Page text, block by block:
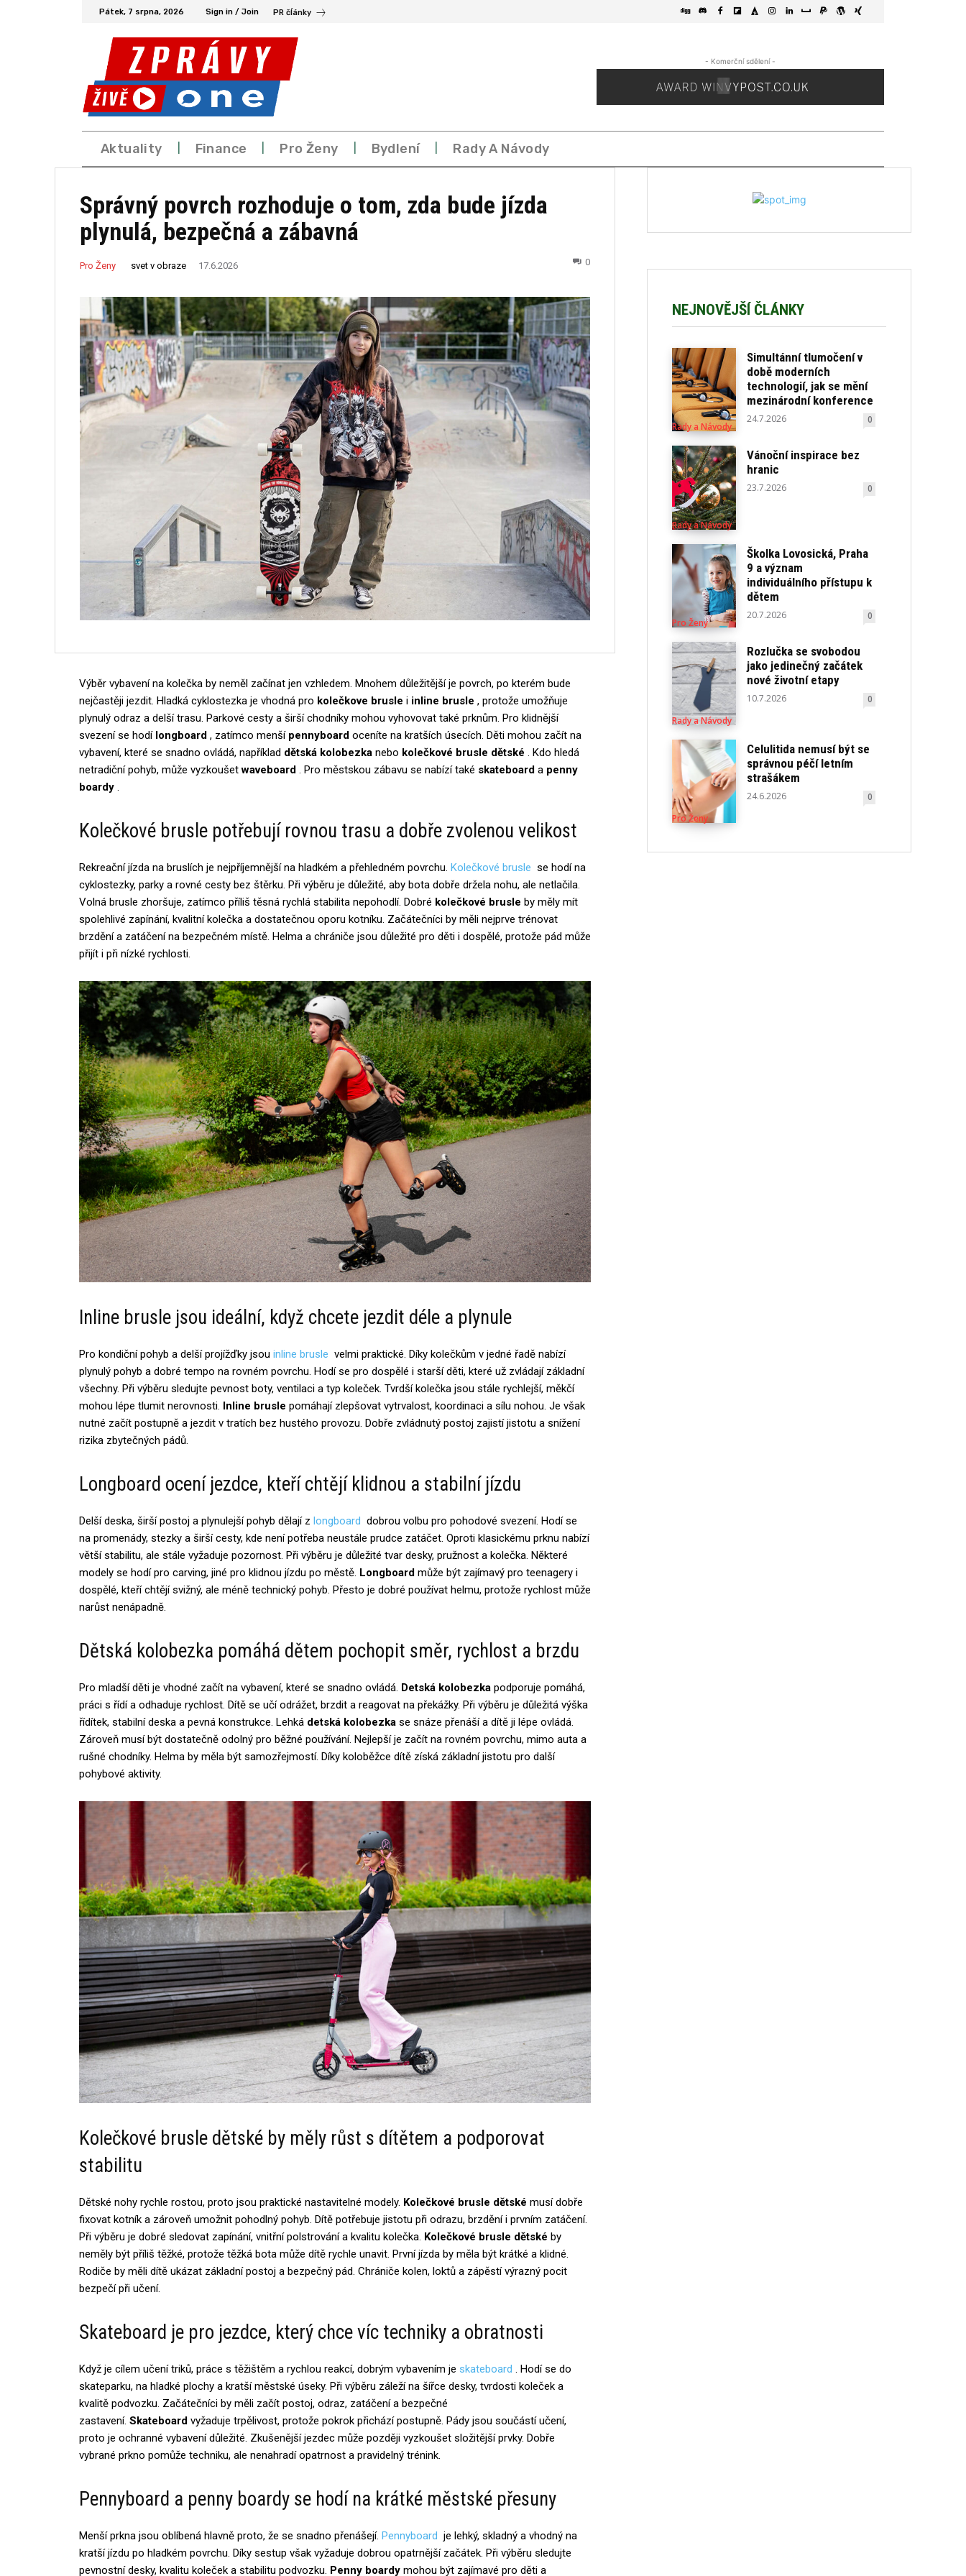
Pátek, 7 srpna, 2026 Sign in / Join PR čĺánky
- Komerční sdělení -
Aktuality Finance Pro Ženy Bydlení Rady A Návody
Správný povrch rozhoduje o tom, zda bude jízda
plynulá, bezpečná a zábavná
Pro Ženy svet v obraze 17.6.2026 0
Výběr vybavení na kolečka by neměl začínat jen vzhledem. Mnohem důležitější je povrch, po kterém bude
nejčastěji jezdit. Hladká cyklostezka je vhodná pro kolečkove brusle i inline brusle , protože umožňuje
plynulý odraz a delší trasu. Parkové cesty a širší chodníky mohou vyhovovat také prknům. Pro klidnější
svezení se hodí longboard , zatímco menší pennyboard oceníte na kratších úsecích. Děti mohou začít na
vybavení, které se snadno ovládá, například dětská kolobezka nebo kolečkové brusle dětské . Kdo hledá
netradiční pohyb, může vyzkoušetwaveboard . Pro městskou zábavu se nabízí také skateboard a penny
boardy .
Kolečkové brusle potřebují rovnou trasu a dobře zvolenou velikost
Rekreační jízda na bruslích je nejpříjemnější na hladkém a přehledném povrchu. Kolečkové brusle se hodí na
cyklostezky, parky a rovné cesty bez štěrku. Při výběru je důležité, aby bota dobře držela nohu, ale netlačila.
Volná brusle zhoršuje, zatímco příliš těsná rychlá stabilita nepohodlí. Dobré kolečkové brusle by měly mít
spolehlivé zapínání, kvalitní kolečka a dostatečnou oporu kotníku. Začátečníci by měli nejprve trénovat
brzdění a zatáčení na bezpečném místě. Helma a chrániče jsou důležité pro děti i dospělé, protože pád může
přijít i při nízké rychlosti.
Inline brusle jsou ideální, když chcete jezdit déle a plynule
Pro kondiční pohyb a delší projížďky jsou inline brusle velmi praktické. Díky kolečkům v jedné řadě nabízí
plynulý pohyb a dobré tempo na rovném povrchu. Hodí se pro dospělé i starší děti, které už zvládají základní
všechny. Při výběru sledujte pevnost boty, ventilaci a typ koleček. Tvrdší kolečka jsou stále rychlejší, měkčí
mohou lépe tlumit nerovnosti. Inline brusle pomáhají zlepšovat vytrvalost, koordinaci a sílu nohou. Je však
nutné začít postupně a jezdit v tratích bez hustého provozu. Dobře zvládnutý postoj zajistí jistotu a snížení
rizika zbytečných pádů.
Longboard ocení jezdce, kteří chtějí klidnou a stabilní jízdu
Delší deska, širší postoj a plynulejší pohyb dělají z longboard dobrou volbu pro pohodové svezení. Hodí se
na promenády, stezky a širší cesty, kde není potřeba neustále prudce zatáčet. Oproti klasickému prknu nabízí
větší stabilitu, ale stále vyžaduje pozornost. Při výběru je důležité tvar desky, pružnost a kolečka. Některé
modely se hodí pro carving, jiné pro klidnou jízdu po městě. Longboard může být zajímavý pro teenagery i
dospělé, kteří chtějí svižný, ale méně technický pohyb. Přesto je dobré používat helmu, protože rychlost může
narůst nenápadně.
Dětská kolobezka pomáhá dětem pochopit směr, rychlost a brzdu
Pro mladší děti je vhodné začít na vybavení, které se snadno ovládá. Detská kolobezka podporuje pomáhá,
práci s řídí a odhaduje rychlost. Dítě se učí odrážet, brzdit a reagovat na překážky. Při výběru je důležitá výška
řídítek, stabilní deska a pevná konstrukce. Lehká detská kolobezka se snáze přenáší a dítě ji lépe ovládá.
Zároveň musí být dostatečně odolný pro běžné používání. Nejlepší je začít na rovném povrchu, mimo auta a
rušné chodníky. Helma by měla být samozřejmostí. Díky koloběžce dítě získá základní jistotu pro další
pohybové aktivity.
Kolečkové brusle dětské by měly růst s dítětem a podporovat
stabilitu
Dětské nohy rychle rostou, proto jsou praktické nastavitelné modely. Kolečkové brusle dětské musí dobře
fixovat kotník a zároveň umožnit pohodlný pohyb. Dítě potřebuje jistotu při odrazu, brzdění i prvním zatáčení.
Při výběru je dobré sledovat zapínání, vnitřní polstrování a kvalitu kolečka. Kolečkové brusle dětské by
neměly být příliš těžké, protože těžká bota může dítě rychle unavit. První jízda by měla být krátké a klidné.
Rodiče by měli dítě ukázat základní postoj a bezpečný pád. Chrániče kolen, loktů a zápěstí výrazný pocit
bezpečí při učení.
Skateboard je pro jezdce, který chce víc techniky a obratnosti
Když je cílem učení triků, práce s těžištěm a rychlou reakcí, dobrým vybavením je skateboard . Hodí se do
skateparku, na hladké plochy a kratší městské úseky. Při výběru záleží na šířce desky, tvrdosti koleček a
kvalitě podvozku. Začátečníci by měli začít postoj, odraz, zatáčení a bezpečné
zastavení. Skateboard vyžaduje trpělivost, protože pokrok přichází postupně. Pády jsou součástí učení,
proto je ochranné vybavení důležité. Zkušenější jezdec může později vyzkoušet složitější prvky. Dobře
vybrané prkno pomůže techniku, ale nenahradí opatrnost a pravidelný trénink.
Pennyboard a penny boardy se hodí na krátké městské přesuny
Menší prkna jsou oblíbená hlavně proto, že se snadno přenášejí. Pennyboard je lehký, skladný a vhodný na
kratší jízdu po hladkém povrchu. Díky sestup však vyžaduje dobrou opatrnější začátek. Při výběru sledujte
pevnostní desky, kvalitu koleček a stabilitu podvozku. Penny boardy mohou být zajímavé pro děti a
NEJNOVĚJŠÍ ČLÁNKY
Rady a Návody
Simultánní tlumočení v
době moderních
technologií, jak se mění
mezinárodní konference
24.7.2026 0
Rady a Návody
Vánoční inspirace bez
hranic
23.7.2026 0
Pro Ženy
Školka Lovosická, Praha
9 a význam
individuálního přístupu k
dětem
20.7.2026 0
Rady a Návody
Rozlučka se svobodou
jako jedinečný začátek
nové životní etapy
10.7.2026 0
Pro Ženy
Celulitida nemusí být se
správnou péčí letním
strašákem
24.6.2026 0